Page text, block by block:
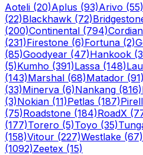
Aoteli (20)Aplus (93)Arivo (55)
(22)Blackhawk (72)
(200)Continental (794)
(231)Firestone (6)Fortuna (2)
(85)Goodyear (47)Hankook
(5)Kumho (391)Lassa (148)
(143)Marshal (68)Matador (91)
(33)Minerva (6)Nankang (816)
(3)Nokian (11)Petlas (187)
(75)Roadstone (184)RoadX
(177)Torero (5)Toyo (35)
(158)Vitour (227)Westlake (67)
(1092)Zeetex (15)